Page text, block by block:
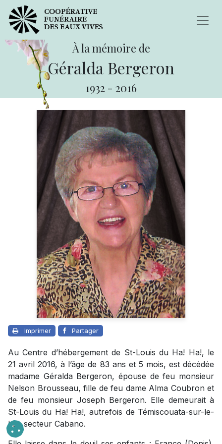
À la mémoire de
Géralda Bergeron
1932 - 2016
Imprimer Partager
Au Centre d’hébergement de St-Louis du Ha! Ha!, le
21 avril 2016, à l’âge de 83 ans et 5 mois, est décédée
madame Géralda Bergeron, épouse de feu monsieur
Nelson Brousseau, fille de feu dame Alma Coubron et
de feu monsieur Joseph Bergeron. Elle demeurait à
St-Louis du Ha! Ha!, autrefois de Témiscouata-sur-le-
Lac secteur Cabano.